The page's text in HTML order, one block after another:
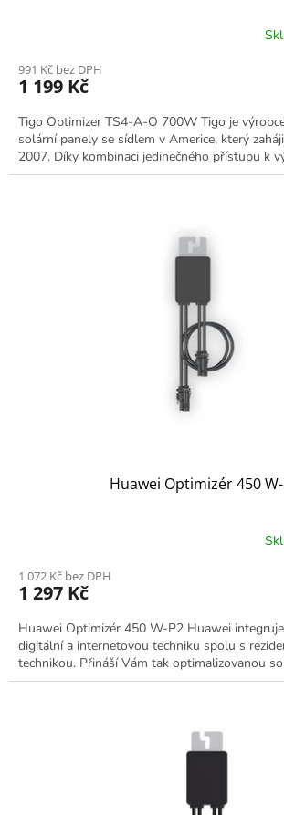
991 Kč bez DPH
1 199 Kč
Tigo Optimizer TS4-A-O 700W Tigo je
solární panely se sídlem v Americe, který
2007. Díky kombinaci jedinečného přístupu k
Huawei Optimizér 450
1 072 Kč bez DPH
1 297 Kč
Huawei Optimizér 450 W-P2 Huawei
digitální a internetovou techniku spolu s
technikou. Přináší Vám tak optimalizovanou